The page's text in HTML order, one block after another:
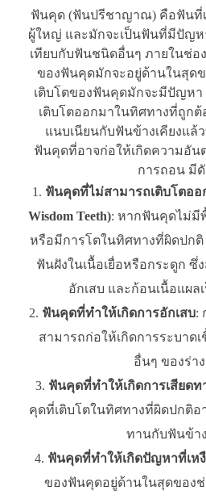
ฟันคุด (ฟันปรีชาญาณ) คือฟันที่
ผู้ใหญ่ และมักจะเป็นฟันที่มีปัญ
เทียบกับฟันชนิดอื่นๆ ภายในช่อ
ของฟันคุดมักจะอยู่ด้านในสุด
เติบโตของฟันคุดมักจะมีปัญหา
เติบโตออกมาในทิศทางที่ถูก
แนบเนียนกับฟันข้างเคียงแล้
ฟันคุดที่อาจก่อให้เกิดความอัน
การถอน มี
ฟันคุดที่ไม่สามารถเติบโตออ
Wisdom Teeth): หากฟันคุดไม่มี
หรือมีการโตในทิศทางที่ผิดปก
ฟันฝังในเนื้อเยื่อหรือกระดูก ซึ่
อักเสบ และก้อนเนื้อแผล
ฟันคุดที่ทำให้เกิดการอักเสบ:
สามารถก่อให้เกิดการระบาด
อื่นๆ ของร่า
ฟันคุดที่ทำให้เกิดการเสียด
คุดที่เติบโตในทิศทางที่ผิดปกติอ
ทานกับฟันข้าง
ฟันคุดที่ทำให้เกิดปัญหาที่เห
ของฟันคุดอยู่ด้านในสุดของ